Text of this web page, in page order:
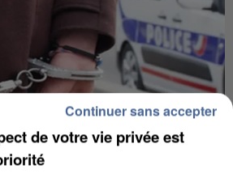
de votre vie privée est
Continuer sans accepter